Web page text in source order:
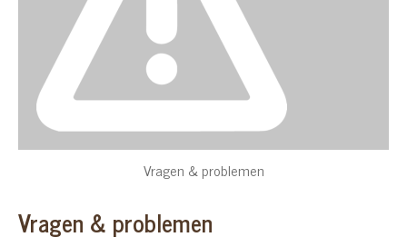
Vragen & problemen
Vragen & problemen